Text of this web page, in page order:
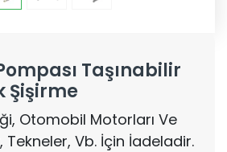
Taşınabilir
Şişirme
Otomobil Motorları Ve
Tekneler, Vb. İçin İadeladir.